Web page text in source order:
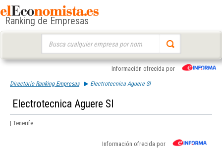
Ranking de Empresas
Información ofrecida por
Directorio Ranking Empresas Electrotecnica Aguere Sl
Electrotecnica Aguere Sl
| Tenerife
Información ofrecida por